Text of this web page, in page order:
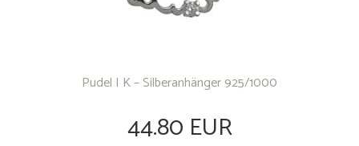
Pudel I K – Silberanhänger 925/1000
44.80 EUR